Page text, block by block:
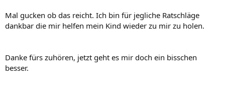
Mal gucken ob das reicht. Ich bin für jegliche Ratschläge
dankbar die mir helfen mein Kind wieder zu mir zu holen.
Danke fürs zuhören, jetzt geht es mir doch ein bisschen
besser.